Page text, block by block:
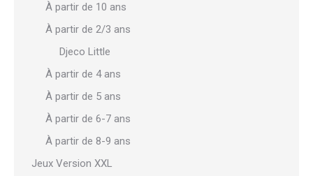
À partir de 10 ans
À partir de 2/3 ans
Djeco Little
À partir de 4 ans
À partir de 5 ans
À partir de 6-7 ans
À partir de 8-9 ans
Jeux Version XXL